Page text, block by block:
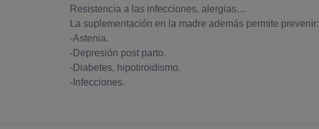
Resistencia a las infecciones, alergias…
La suplementación en la madre además permite prevenir:
-Astenia.
-Depresión post parto.
-Diabetes, hipotiroidismo.
-Infecciones.